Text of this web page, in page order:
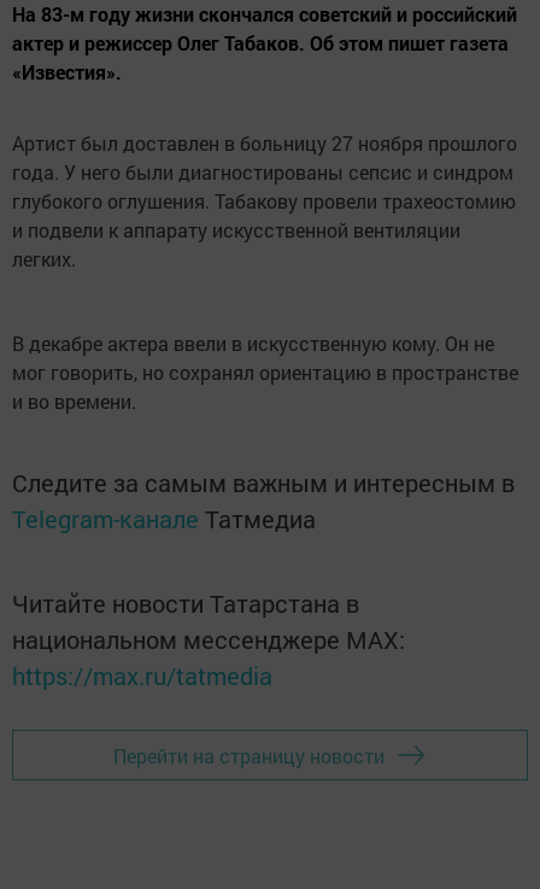
На 83-м году жизни скончался советский и российский
актер и режиссер Олег Табаков. Об этом пишет газета
«Известия».
Артист был доставлен в больницу 27 ноября прошлого
года. У него были диагностированы сепсис и синдром
глубокого оглушения. Табакову провели трахеостомию
и подвели к аппарату искусственной вентиляции
легких.
В декабре актера ввели в искусственную кому. Он не
мог говорить, но сохранял ориентацию в пространстве
и во времени.
Следите за самым важным и интересным в
Telegram-канале Татмедиа
Читайте новости Татарстана в
национальном мессенджере MАХ:
https://max.ru/tatmedia
Перейти на страницу новости